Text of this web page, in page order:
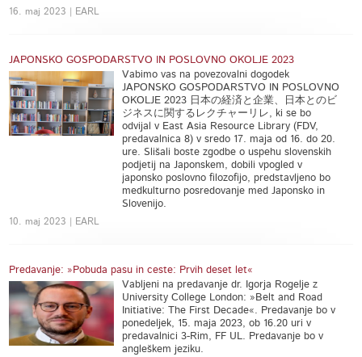
16. maj 2023 | EARL
JAPONSKO GOSPODARSTVO IN POSLOVNO OKOLJE 2023
Vabimo vas na povezovalni dogodek
JAPONSKO GOSPODARSTVO IN POSLOVNO
OKOLJE 2023 日本の経済と企業、日本とのビ
ジネスに関するレクチャーリレ, ki se bo
odvijal v East Asia Resource Library (FDV,
predavalnica 8) v sredo 17. maja od 16. do 20.
ure. Slišali boste zgodbe o uspehu slovenskih
podjetij na Japonskem, dobili vpogled v
japonsko poslovno filozofijo, predstavljeno bo
medkulturno posredovanje med Japonsko in
Slovenijo.
10. maj 2023 | EARL
Predavanje: »Pobuda pasu in ceste: Prvih deset let«
Vabljeni na predavanje dr. Igorja Rogelje z
University College London: »Belt and Road
Initiative: The First Decade«. Predavanje bo v
ponedeljek, 15. maja 2023, ob 16.20 uri v
predavalnici 3-Rim, FF UL. Predavanje bo v
angleškem jeziku.